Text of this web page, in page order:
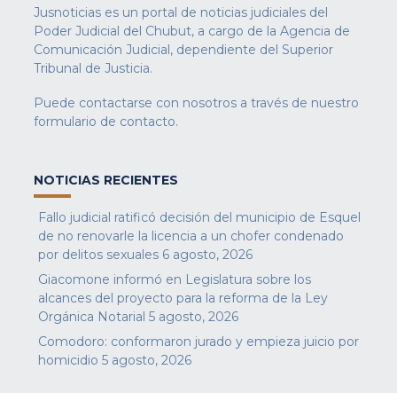
Jusnoticias es un portal de noticias judiciales del
Poder Judicial del Chubut, a cargo de la Agencia de
Comunicación Judicial, dependiente del Superior
Tribunal de Justicia.
Puede contactarse con nosotros a través de nuestro
formulario de contacto.
NOTICIAS RECIENTES
Fallo judicial ratificó decisión del municipio de Esquel
de no renovarle la licencia a un chofer condenado
por delitos sexuales 6 agosto, 2026
Giacomone informó en Legislatura sobre los
alcances del proyecto para la reforma de la Ley
Orgánica Notarial 5 agosto, 2026
Comodoro: conformaron jurado y empieza juicio por
homicidio 5 agosto, 2026